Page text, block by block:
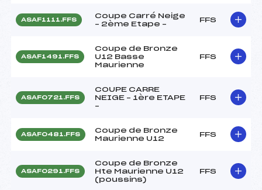
ASAF1111.FFS
Coupe Carré Neige
– 2ème Etape –
FFS
ASAF1491.FFS
Coupe de Bronze
U12 Basse
Maurienne
FFS
ASAF0721.FFS
COUPE CARRE
NEIGE – 1ère ETAPE
–
FFS
ASAF0481.FFS
Coupe de Bronze
Maurienne U12
FFS
ASAF0291.FFS
Coupe de Bronze
Hte Maurienne U12
(poussins)
FFS